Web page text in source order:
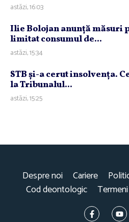
astăzi, 16:03
Ilie Bolojan anunţă măsuri
limitat consumul de...
astăzi, 15:34
STB şi-a cerut insolvenţa.
la Tribunalul...
astăzi, 15:25
Despre noi Cariere
Cod deontologic